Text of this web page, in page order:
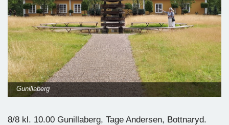
Gunillaberg
8/8 kl. 10.00 Gunillaberg, Tage Andersen, Bottnaryd.